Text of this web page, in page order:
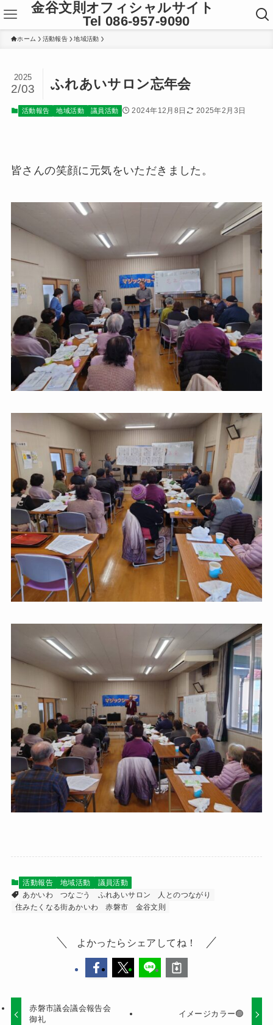
金谷文則オフィシャルサイト
Tel 086-957-9090
ホーム 活動報告 地域活動
ふれあいサロン忘年会
2025
2/03
活動報告 地域活動 議員活動 2024年12月8日 2025年2月3日
皆さんの笑顔に元気をいただきました。
活動報告 地域活動
議員活動
あかいわ
つなごう ふれあいサロン
人とのつながり
住みたくなる街あかいわ
赤磐市 金谷文則
よかったらシェアしてね！
赤磐市議会議会報告会
御礼
イメージカラー🟢